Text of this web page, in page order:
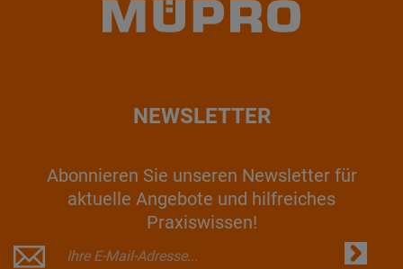
NEWSLETTER
Abonnieren Sie unseren Newsletter für
aktuelle Angebote und hilfreiches
Praxiswissen!